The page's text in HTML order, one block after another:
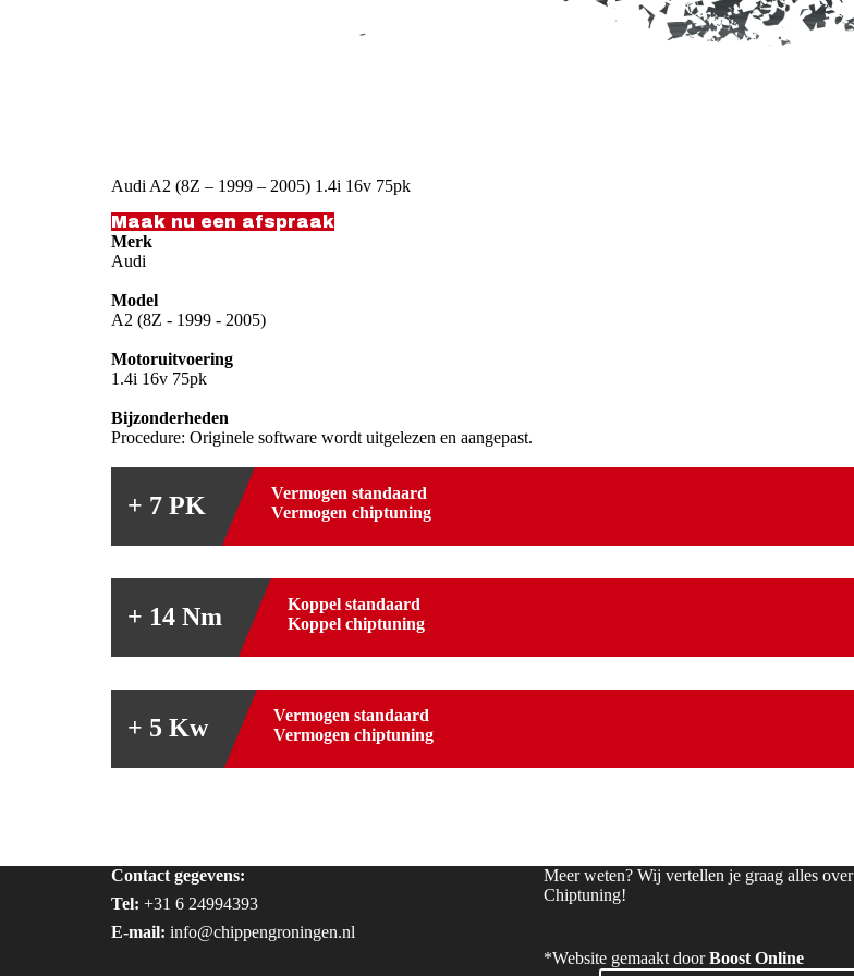
Audi A2 (8Z – 1999 – 2005) 1.4i 16v 75pk
Maak nu een afspraak
Merk
Audi
Model
A2 (8Z - 1999 - 2005)
Motoruitvoering
1.4i 16v 75pk
Bijzonderheden
Procedure: Originele software wordt uitgelezen en aangepast.
+ 7 PK Vermogen standaard
Vermogen chiptuning
+ 14 Nm Koppel standaard
Koppel chiptuning
+ 5 Kw Vermogen standaard
Vermogen chiptuning
Contact gegevens:
Tel: +31 6 24994393
E-mail: info@chippengroningen.nl
Meer weten? Wij vertellen je graag alles over
Chiptuning!
*Website gemaakt doorBoost Online